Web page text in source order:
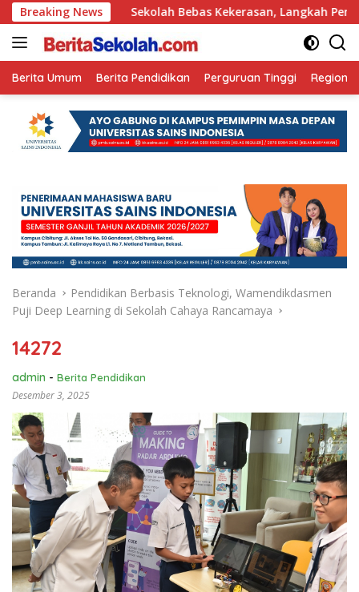
Langsung
ke
konten
Breaking News
Ini Sekolah Bebas Kekerasan, Langkah Pemkot
Berita Umum Berita Pendidikan Perguruan Tinggi Regional
Beranda
Pendidikan Berbasis Teknologi, Wamendikdasmen
Puji Deep Learning di Sekolah Cahaya Rancamaya
14272
admin - Berita Pendidikan
Desember 3, 2025